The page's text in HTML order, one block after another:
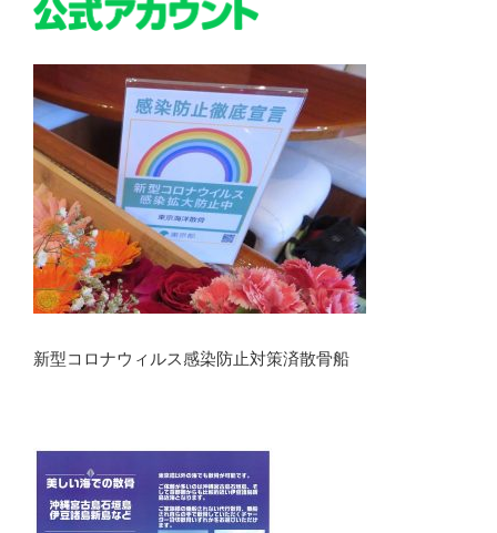
新型コロナウィルス感染防止対策済散骨船